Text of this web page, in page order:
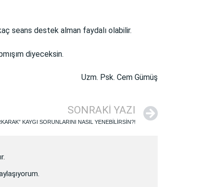
seans destek alman faydalı olabilir.
diyeceksin.
Uzm. Psk. Cem Gümüş
SONRAKI YAZI
KAYGI SORUNLARINI NASIL YENEBİLİRSİN?!